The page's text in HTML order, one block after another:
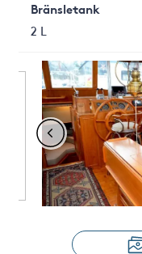
Bränsletank
2 L